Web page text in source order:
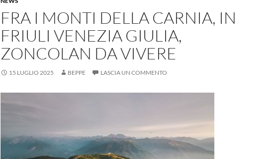
FRA I MONTI DELLA CARNIA, IN
FRIULI VENEZIA GIULIA,
ZONCOLAN DA VIVERE
15 LUGLIO 2025 BEPPE LASCIA UN COMMENTO